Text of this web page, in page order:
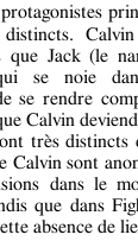
distincts.
que Jack (le
se noie
se rendre
Calvin
très distincts
Calvin sont
dans le
que dans
absence de